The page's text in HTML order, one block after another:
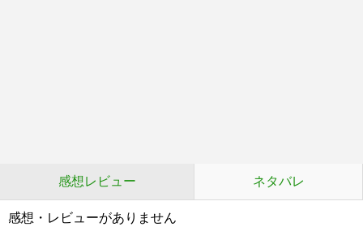
感想レビュー ネタバレ
感想・レビューがありません